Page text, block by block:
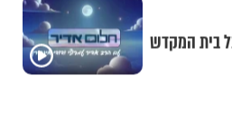
בית המקדש